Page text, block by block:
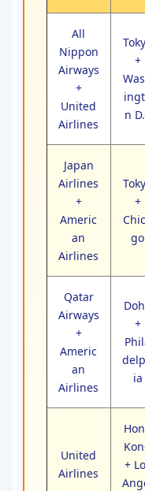
All
Nippon
Airways
+
United
Airlines
+
n
Japan
Airlines
+
Americ
an
Airlines
+
go
Qatar
Airways
+
Americ
an
Airlines
+
ia
United
Airlines
+